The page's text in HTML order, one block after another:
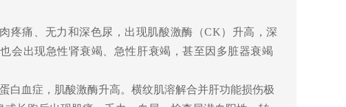
疼痛、无力和深色尿，出现肌酸激酶（CK） 升高 ，深
会出现急性肾衰竭、急性肝衰竭，甚至因多脏器衰竭
白血症 ，肌酸激酶升高。 横纹肌溶解合并肝功能损伤极